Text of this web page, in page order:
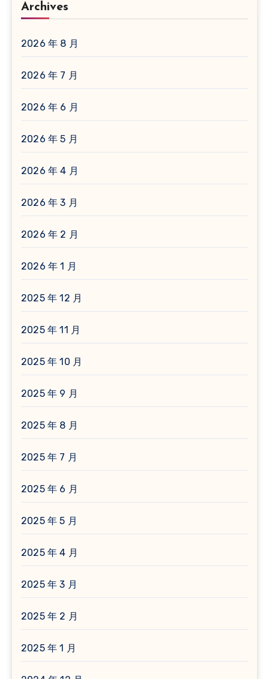
Archives
2026 年 8 月
2026 年 7 月
2026 年 6 月
2026 年 5 月
2026 年 4 月
2026 年 3 月
2026 年 2 月
2026 年 1 月
2025 年 12 月
2025 年 11 月
2025 年 10 月
2025 年 9 月
2025 年 8 月
2025 年 7 月
2025 年 6 月
2025 年 5 月
2025 年 4 月
2025 年 3 月
2025 年 2 月
2025 年 1 月